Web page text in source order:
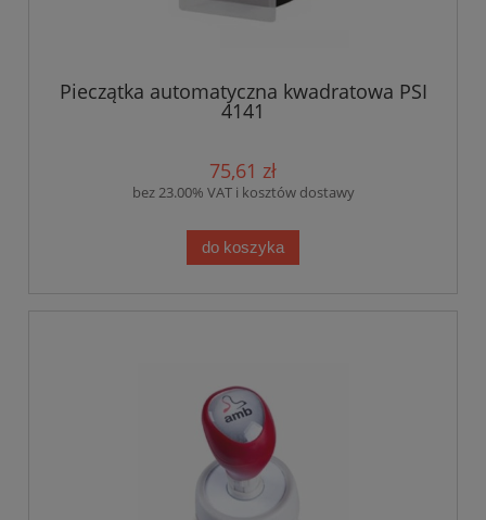
Pieczątka automatyczna kwadratowa PSI
4141
75,61 zł
bez 23.00% VAT i kosztów dostawy
do koszyka